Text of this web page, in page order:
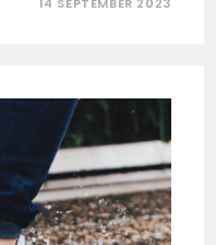
14 SEPTEMBER 2023